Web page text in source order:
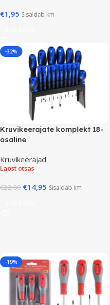
€1,95 Sisaldab km
-32%
Kruvikeerajate komplekt 18-
osaline
Kruvikeerajad
Laost otsas
€22,00 €14,95 Sisaldab km
-19%